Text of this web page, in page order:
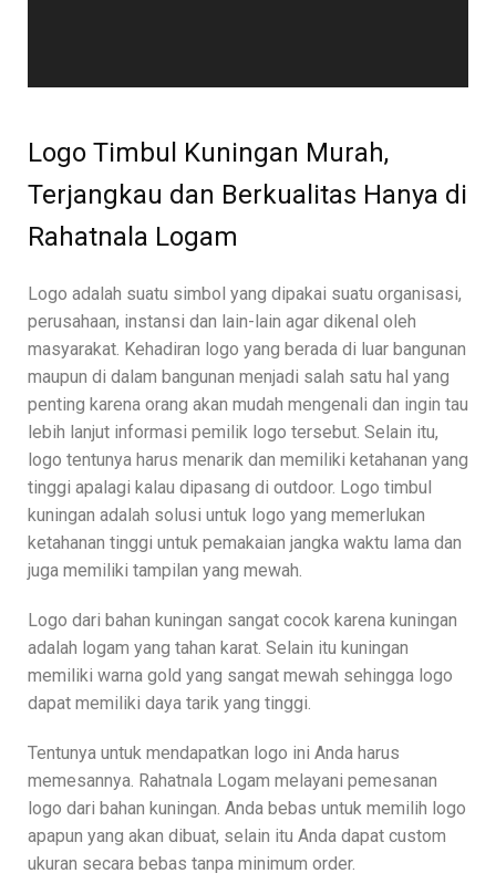
Logo Timbul Kuningan Murah,
Terjangkau dan Berkualitas Hanya di
Rahatnala Logam
Logo adalah suatu simbol yang dipakai suatu organisasi,
perusahaan, instansi dan lain-lain agar dikenal oleh
masyarakat. Kehadiran logo yang berada di luar bangunan
maupun di dalam bangunan menjadi salah satu hal yang
penting karena orang akan mudah mengenali dan ingin tau
lebih lanjut informasi pemilik logo tersebut. Selain itu,
logo tentunya harus menarik dan memiliki ketahanan yang
tinggi apalagi kalau dipasang di outdoor. Logo timbul
kuningan adalah solusi untuk logo yang memerlukan
ketahanan tinggi untuk pemakaian jangka waktu lama dan
juga memiliki tampilan yang mewah.
Logo dari bahan kuningan sangat cocok karena kuningan
adalah logam yang tahan karat. Selain itu kuningan
memiliki warna gold yang sangat mewah sehingga logo
dapat memiliki daya tarik yang tinggi.
Tentunya untuk mendapatkan logo ini Anda harus
memesannya. Rahatnala Logam melayani pemesanan
logo dari bahan kuningan. Anda bebas untuk memilih logo
apapun yang akan dibuat, selain itu Anda dapat custom
ukuran secara bebas tanpa minimum order.